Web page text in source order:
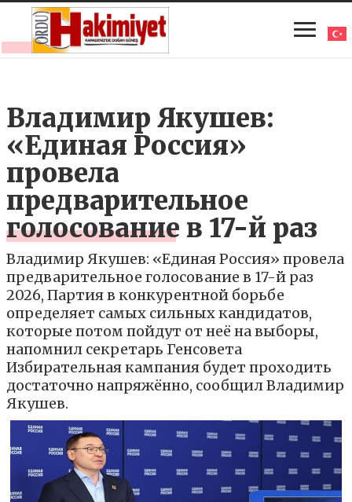
Владимир Якушев:
«Единая Россия»
провела
предварительное
голосование в 17-й раз
Владимир Якушев: «Единая Россия» провела
предварительное голосование в 17-й раз
2026, Партия в конкурентной борьбе
определяет самых сильных кандидатов,
которые потом пойдут от неё на выборы,
напомнил секретарь Генсовета
Избирательная кампания будет проходить
достаточно напряжённо, сообщил Владимир
Якушев.